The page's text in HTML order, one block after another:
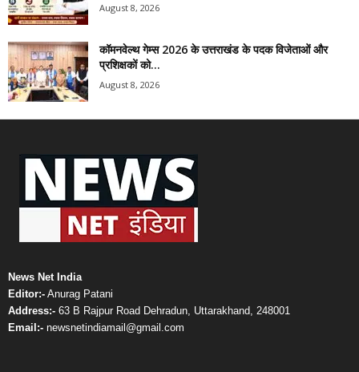
August 8, 2026
कॉमनवेल्थ गेम्स 2026 के उत्तराखंड के पदक विजेताओं और
प्रशिक्षकों को...
August 8, 2026
News Net India
Editor:- Anurag Patani
Address:- 63 B Rajpur Road Dehradun, Uttarakhand, 248001
Email:- newsnetindiamail@gmail.com